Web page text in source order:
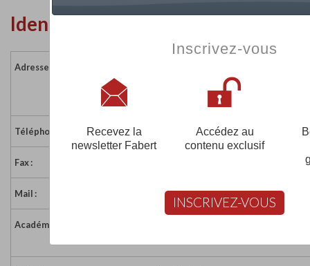
Identité de l'établissement
Adresse :
44140 AIGREFEUILLE
Téléphone : 02 40 03 85 50
Fax :
Mail : collegedelamaine@wanadoo.fr
Académie :
Inscrivez-vous
Recevez la
newsletter Fabert
Accédez au
contenu exclusif
INSCRIVEZ-VOUS